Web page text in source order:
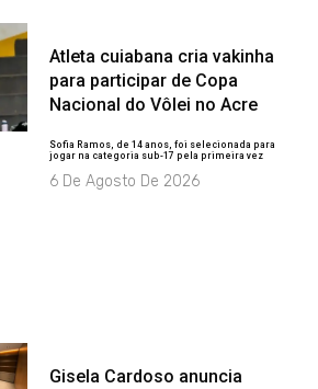
Atleta cuiabana cria vakinha
para participar de Copa
Nacional do Vôlei no Acre
Sofia Ramos, de 14 anos, foi selecionada para
jogar na categoria sub-17 pela primeira vez
6 De Agosto De 2026
Gisela Cardoso anuncia